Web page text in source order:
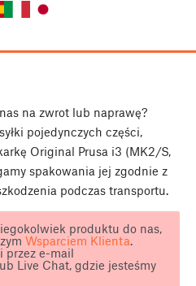
na zwrot lub naprawę?
pojedynczych części,
Original Prusa i3 (MK2/S,
spakowania jej zgodnie z
podczas transportu.
produktu do nas,
Wsparciem Klienta.
przez e-mail
Live Chat, gdzie jesteśmy